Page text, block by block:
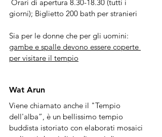
giorni); Biglietto 200 bath per stranieri
Sia per le donne che per gli uomini:
gambe e spalle devono essere coperte
per visitare il tempio
Wat Arun
Viene chiamato anche il "Tempio
dell'alba”, è un bellissimo tempio
buddista istoriato con elaborati mosaici